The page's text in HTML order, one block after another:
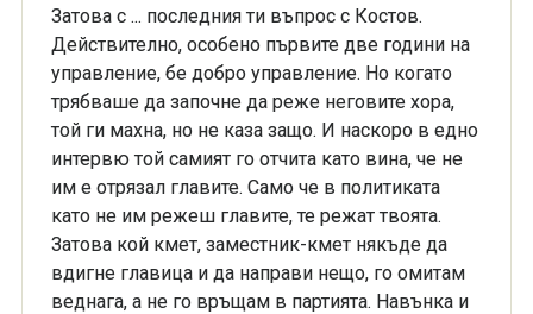
Затова с ... последния ти въпрос с Костов.
Действително, особено първите две години на
управление, бе добро управление. Но когато
трябваше да започне да реже неговите хора,
той ги махна, но не каза защо. И наскоро в едно
интервю той самият го отчита като вина, че не
им е отрязал главите. Само че в политиката
като не им режеш главите, те режат твоята.
Затова кой кмет, заместник-кмет някъде да
вдигне главица и да направи нещо, го омитам
веднага, а не го връщам в партията. Навънка и